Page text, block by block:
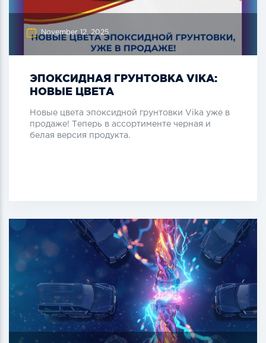
November 12, 2025
ЭПОКСИДНАЯ ГРУНТОВКА VIKA:
НОВЫЕ ЦВЕТА
Новые цвета эпоксидной грунтовки Vika уже в
продаже! Теперь в ассортименте черная и
белая версия продукта.